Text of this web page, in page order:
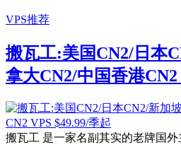
VPS推荐
搬瓦工:美国CN2/日本
拿大CN2/中国香港CN2
搬瓦工 是一家名副其实的老牌国外